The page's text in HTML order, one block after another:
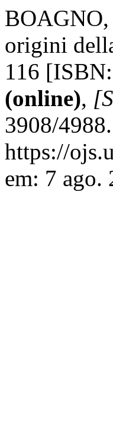
origini
116
(online),
3908/
https://
em: 7 ago.